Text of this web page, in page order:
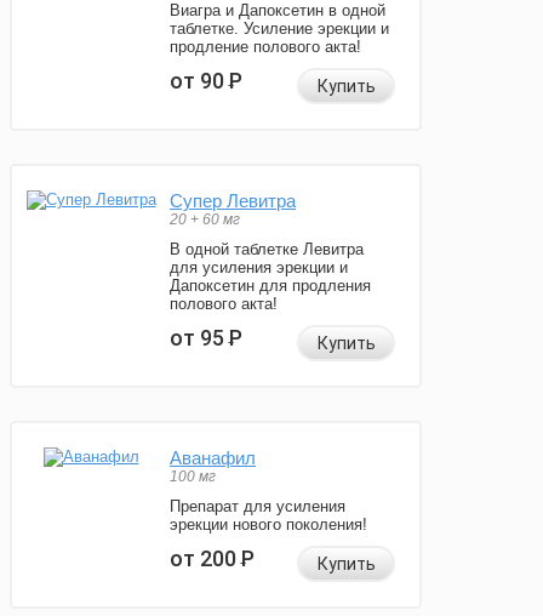
Виагра и Дапоксетин в одной
таблетке. Усиление эрекции и
продление полового акта!
от 90Р Купить
Супер Левитра
20 + 60 мг
В одной таблетке Левитра
для усиления эрекции и
Дапоксетин для продления
полового акта!
от 95Р Купить
Аванафил
100 мг
Препарат для усиления
эрекции нового поколения!
от 200Р Купить